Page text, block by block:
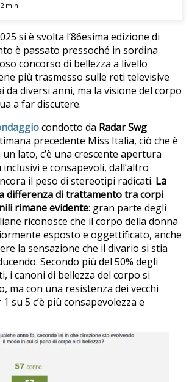
2min
si è svolta l’86esima edizione di
è passato pressoché in sordina
concorso di bellezza a livello
più trasmesso sulle reti televisive
da diversi anni, ma la visione del corpo
a far discutere.
condotto da Radar Swg
precedente Miss Italia, ciò che è
lato, c’è una crescente apertura
e consapevoli, dall’altro
il peso di stereotipi radicati. La
differenza di trattamento tra corpi
rimane evidente: gran parte degli
riconosce che il corpo della donna
esposto e oggettificato, anche
la sensazione che il divario si stia
Secondo più del 50% degli
i canoni di bellezza del corpo si
ma con una resistenza dei vecchi
su 5 c’è più consapevolezza e